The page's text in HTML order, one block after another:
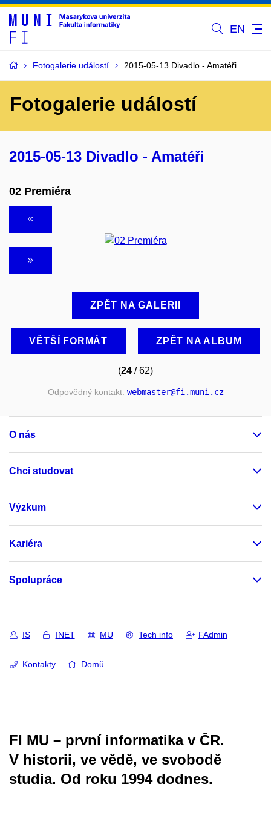
EN
Fotogalerie událostí 2015-05-13 Divadlo - Amatéři
Fotogalerie událostí
2015-05-13 Divadlo - Amatéři
02 Premiéra
ZPĚT NA GALERII
VĚTŠÍ FORMÁT ZPĚT NA ALBUM
(24 / 62)
Odpovědný kontakt: webmaster@fi.muni.cz
O nás
Chci studovat
Výzkum
Kariéra
Spolupráce
IS INET MU Tech info FAdmin
Kontakty Domů
FI MU – první informatika v ČR.
V historii, ve vědě, ve svobodě
studia. Od roku 1994 dodnes.